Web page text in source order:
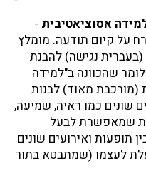
אסוציאטיבית -
על קיום תודעה. מומלץ
(בעברית נגישה) להבנת
שהכוונה ב"למידה
(מורכבת מאוד) לבנות
שונים כמו ראיה, שמיעה,
שמאפשרת לבעל
תופעות ואירועים שונים
לעצמו (שמתבטא בתור